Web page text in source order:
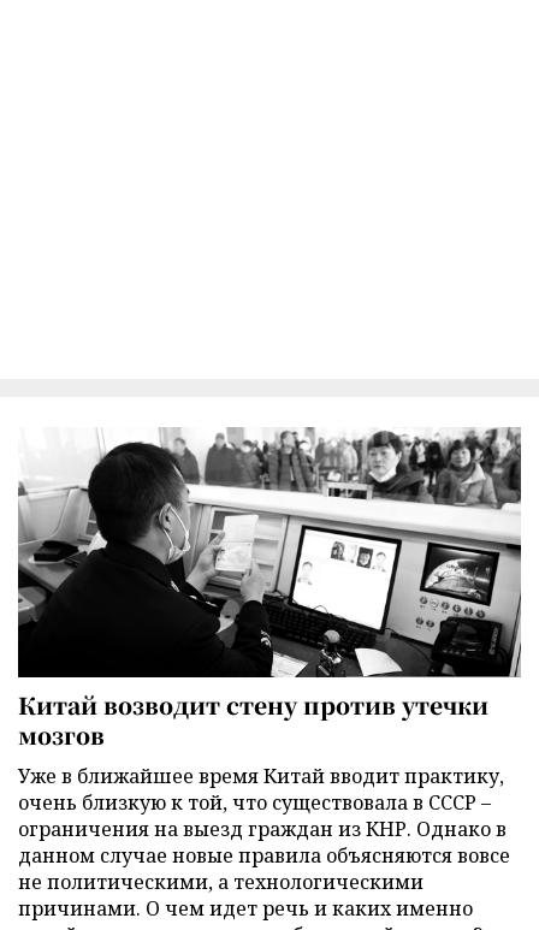
Китай возводит стену против утечки
мозгов
Уже в ближайшее время Китай вводит практику,
очень близкую к той, что существовала в СССР –
ограничения на выезд граждан из КНР. Однако в
данном случае новые правила объясняются вовсе
не политическими, а технологическими
причинами. О чем идет речь и каких именно